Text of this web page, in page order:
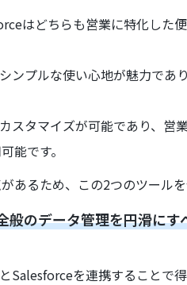
はどちらも営業に特化し
ンプルな使い心地が魅力で
スタマイズが可能であり、営
能です。
あるため、この2つのツール
般のデータ管理を円滑に
とSalesforceを連携することで